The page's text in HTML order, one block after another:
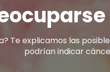
Te explicamos las
podrían indicar